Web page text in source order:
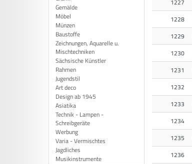
Gemälde
Möbel
Münzen
Baustoffe
Zeichnungen, Aquarelle u.
Mischtechniken
Sächsische Künstler
Rahmen
Jugendstil
Art deco
Design ab 1945
Asiatika
Technik - Lampen -
Schreibgeräte
Werbung
Varia - Vermischtes
Jagdliches
Musikinstrumente
1227
1228
1229
1230
1231
1232
1233
1234
1235
1236